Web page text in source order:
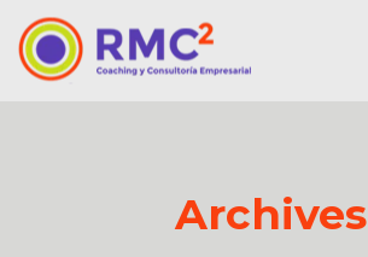
Archives